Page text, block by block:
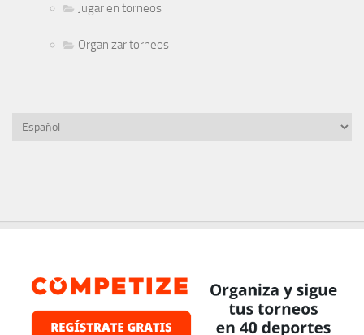
Jugar en torneos
Organizar torneos
Elegir